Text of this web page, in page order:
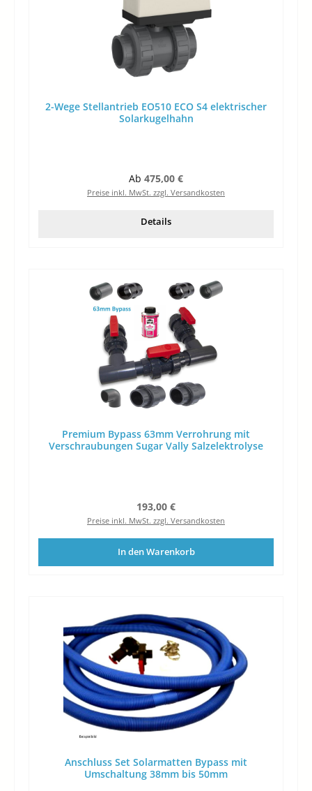
2-Wege Stellantrieb EO510 ECO S4 elektrischer
Solarkugelhahn
Regulärer Preis:
Ab 475,00 €
Preise inkl. MwSt. zzgl. Versandkosten
Details
Premium Bypass 63mm Verrohrung mit
Verschraubungen Sugar Vally Salzelektrolyse
Regulärer Preis:
193,00 €
Preise inkl. MwSt. zzgl. Versandkosten
In den Warenkorb
Anschluss Set Solarmatten Bypass mit
Umschaltung 38mm bis 50mm